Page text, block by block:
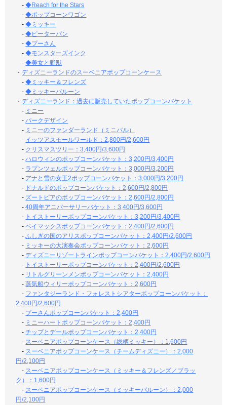
-◆Reach for the Stars
-◆ポップコーンワゴン
-◆ミッキー
-◆ピーターパン
-◆プーさん
-◆モンスターズインク
-◆美女と野獣
・ディズニーランドのスーベニアポップコーンケース
-◆ミッキー＆フレンズ
-◆ミッキーバルーン
・ディズニーランド：過去に販売していたポップコーンバケット
- ミニー
-パークデザイン
- ミニーのファンダーランド（ミニパル）
- イッツアスモールワールド：2,800円/2,600円
- クリスマスツリー：3,400円/3,600円
-ハロウィンのポップコーンバケット：3,200円/3,400円
- ラプンツェルポップコーンバケット：3,000円/3,200円
- アナと雪の女王2ポップコーンバケット：3,000円/3,200円
- ドナルドのポップコーンバケット：2,600円/2,800円
- ズートピアのポップコーンバケット：2,600円/2,800円
-40周年アニバーサリーバケット：3,400円/3,600円
- トイストーリーポップコーンバケット：3,200円/3,400円
-ベイマックスポップコーンバケット：2,400円/2,600円
-ふしぎの国のアリスポップコーンバケット：2,400円/2,600円
- ミッキーの大演奏会ポップコーンバケット：2,600円
-ディズニーリゾートラインポップコーンバケット：2,400円/2,600円
- トイストーリーポップコーンバケット：2,400円/2,600円
- リトルグリーンメンポップコーンバケット：2,400円
-蒸気船ウィリーポップコーンバケット：2,600円
- ファンタジーランド・フォレストシアターポップコーンバケット：
2,400円/2,600円
- プーさんポップコーンバケット：2,400円
- ミニーハートポップコーンバケット：2,400円
-チップとデールポップコーンバケット：2,400円
- スーベニアポップコーンケース（総柄ミッキー）：1,600円
- スーベニアポップコーンケース（チームディズニー）：2,000
円/2,100円
- スーベニアポップコーンケース（ミッキー＆フレンズ／ブラッ
ク）：1,600円
- スーベニアポップコーンケース（ミッキーバルーン）：2,000
円/2,100円